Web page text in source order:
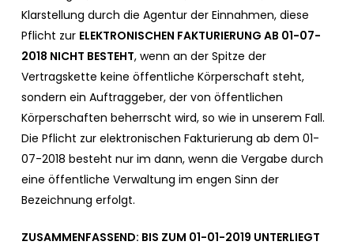
Klarstellung durch die Agentur der Einnahmen, diese
Pflicht zur ELEKTRONISCHEN FAKTURIERUNG AB 01-07-
2018 NICHT BESTEHT, wenn an der Spitze der
Vertragskette keine öffentliche Körperschaft steht,
sondern ein Auftraggeber, der von öffentlichen
Körperschaften beherrscht wird, so wie in unserem Fall.
Die Pflicht zur elektronischen Fakturierung ab dem 01-
07-2018 besteht nur im dann, wenn die Vergabe durch
eine öffentliche Verwaltung im engen Sinn der
Bezeichnung erfolgt.
ZUSAMMENFASSEND: BIS ZUM 01-01-2019 UNTERLIEGT